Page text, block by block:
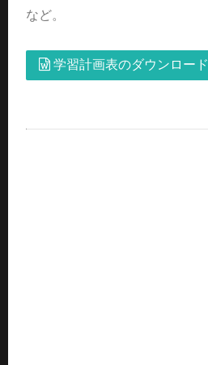
など。
学習計画表のダウンロード